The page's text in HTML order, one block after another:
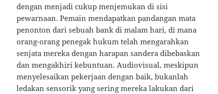
dengan menjadi cukup menjemukan di sisi
pewarnaan. Pemain mendapatkan pandangan mata
penonton dari sebuah bank di malam hari, di mana
orang-orang penegak hukum telah mengarahkan
senjata mereka dengan harapan sandera dibebaskan
dan mengakhiri kebuntuan. Audiovisual, meskipun
menyelesaikan pekerjaan dengan baik, bukanlah
ledakan sensorik yang sering mereka lakukan dari